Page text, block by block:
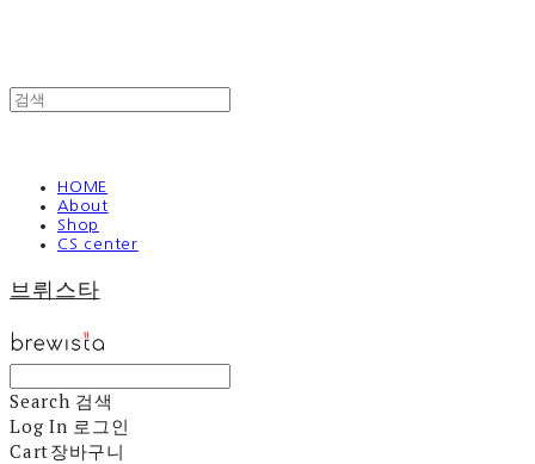
HOME
About
Shop
CS center
브뤼스타
Search 검색
Log In 로그인
Cart장바구니